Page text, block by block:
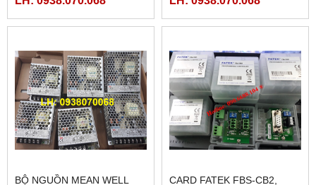
BỘ NGUỒN MEAN WELL
CARD FATEK FBS-CB2,